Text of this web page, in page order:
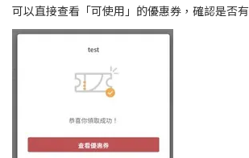
可以直接查看「可使用」的優惠券，確認是否